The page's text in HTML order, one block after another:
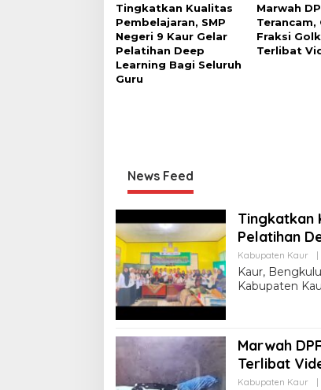
Tingkatkan Kualitas
Pembelajaran, SMP
Negeri 9 Kaur Gelar
Pelatihan Deep
Learning Bagi Seluruh
Guru
Marwah
Terancam,
Fraksi
Terlibat
News Feed
Tingkatkan
Pelatihan
Kabupaten Kaur |
Kaur,
Kabupaten
Marwah
Terlibat
Kabupaten Kaur |